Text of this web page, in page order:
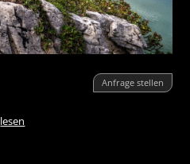
Anfrage stellen
lesen